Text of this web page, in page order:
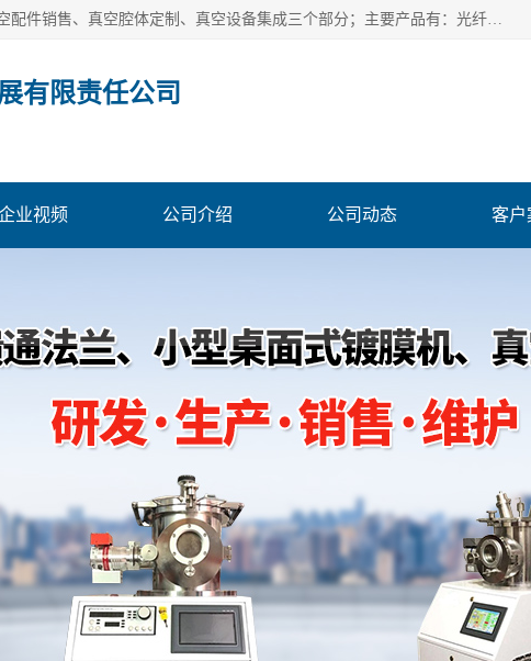
北京浅蓝纳米科技发展有限责任公司主体经营分为：真空配件销售、真空腔体定制、真空设备集成三个部分；主要产品有：光纤真空馈通法兰、光纤真空法兰、光纤法兰、低损耗光纤真空法兰；源瓶、ALD源瓶、MO源瓶、CVD源瓶、50ml源瓶现货、隔膜阀、波纹管密封阀；真空航插电极法兰、电极法兰、真空法兰、信号法兰、陶封电极法兰、D型真空电极；真空腔体定制、磁控溅射、热蒸发镀膜机、PE-CVD、ALD；
有限责任公司
业视频 公司介绍 公司动态 客户